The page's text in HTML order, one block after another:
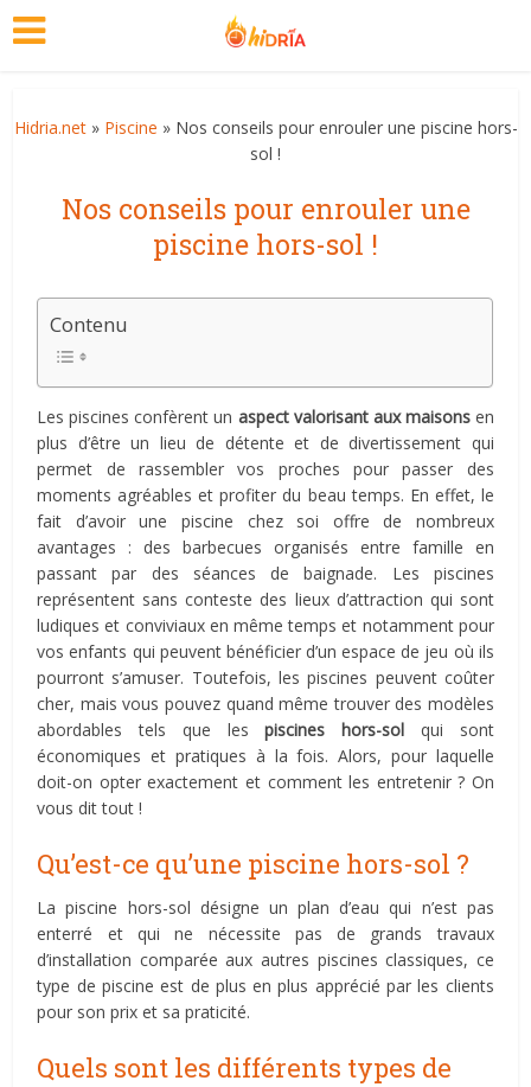
Hidria.net» Piscine » Nos conseils pour enrouler une piscine hors-
sol !
Nos conseils pour enrouler une
piscine hors-sol !
Contenu
Les piscines confèrent un aspect valorisant aux maisonsen
plus d’être un lieu de détente et de divertissement qui
permet de rassembler vos proches pour passer des
moments agréables et profiter du beau temps. En effet, le
fait d’avoir une piscine chez soi offre de nombreux
avantages : des barbecues organisés entre famille en
passant par des séances de baignade. Les piscines
représentent sans conteste des lieux d’attraction qui sont
ludiques et conviviaux en même temps et notamment pour
vos enfants qui peuvent bénéficier d’un espace de jeu où ils
pourront s’amuser. Toutefois, les piscines peuvent coûter
cher, mais vous pouvez quand même trouver des modèles
abordables tels que les piscines hors-sol qui sont
économiques et pratiques à la fois. Alors, pour laquelle
doit-on opter exactement et comment les entretenir ? On
vous dit tout !
Qu’est-ce qu’une piscine hors-sol ?
La piscine hors-sol désigne un plan d’eau qui n’est pas
enterré et qui ne nécessite pas de grands travaux
d’installation comparée aux autres piscines classiques, ce
type de piscine est de plus en plus apprécié par les clients
pour son prix et sa praticité.
Quels sont les différents types de